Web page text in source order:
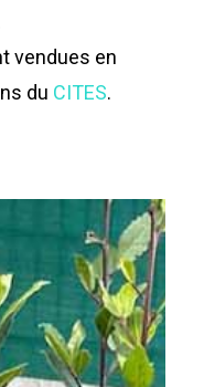
vendues en
du CITES.